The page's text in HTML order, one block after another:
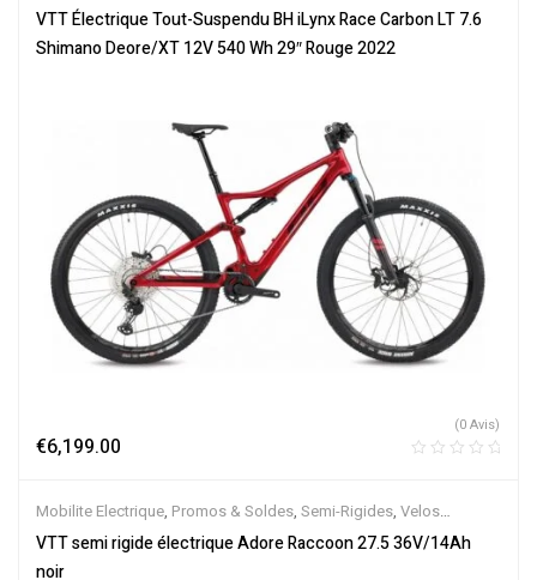
Tout-Suspendus ,Vélo électrique ville,Velos Electriques,VTT
Électriques
VTT Électrique Tout-Suspendu BH iLynx Race Carbon LT 7.6
Shimano Deore/XT 12V 540 Wh 29″ Rouge 2022
€6,199.00
(0 Avis)
Mobilite Electrique, Promos & Soldes, Semi-Rigides, Velos
Electriques,VTT Électriques
VTT semi rigide électrique Adore Raccoon 27.5 36V/14Ah
noir